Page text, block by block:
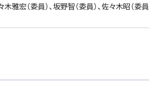
宏（委員）、坂野智（委員）、佐々木昭（委員